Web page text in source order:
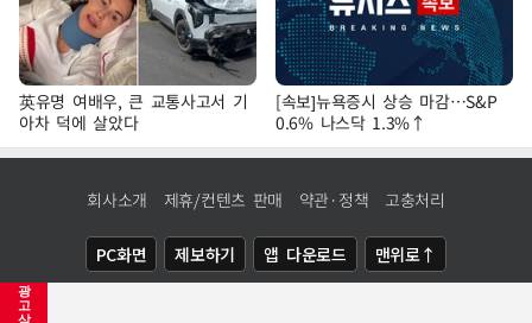
광
고
삭
英유명 여배우, 큰 교통사고서 기
아차 덕에 살았다
[속보]뉴욕증시 상승 마감…S&P
0.6% 나스닥 1.3%↑
회사소개 제휴/컨텐츠 판매 약관·정책 고충처리
PC화면 제보하기 앱 다운로드 맨위로↑